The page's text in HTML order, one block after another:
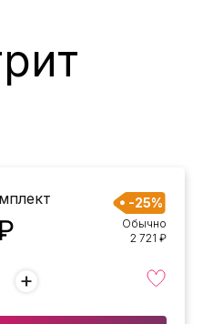
-25%
Обычно
2 721 ₽
+